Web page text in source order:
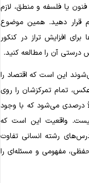
یا فلسفه و منطق، لازم
قرار دهید. همین موضوع
افزایش تراز در کنکور
درستی آن را مطالعه کنید.
این است که اقتصاد را
تمام تمرکزشان را روی
درصدی می‌شود که با وجود
واقعیت این است که
رشته انسانی تفاوت
مفهومی و مسئله‌ای را